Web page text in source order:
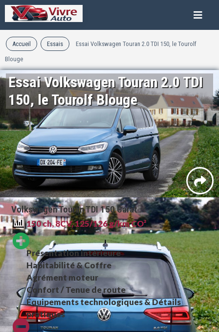
Accueil Essais Essai Volkswagen Touran 2.0 TDI 150, le Tourolf
Blouge
Essai Volkswagen Touran 2.0 TDI
150, le Tourolf Blouge
Volkswagen Touran TDI 150 Carat
150 ch, 8CV, 125/126 g/km CO²
Présentation intérieure
Habitabilité & Coffre
Agrément moteur
Confort / Tenue de route
Équipements technologiques & Détails
pratiques